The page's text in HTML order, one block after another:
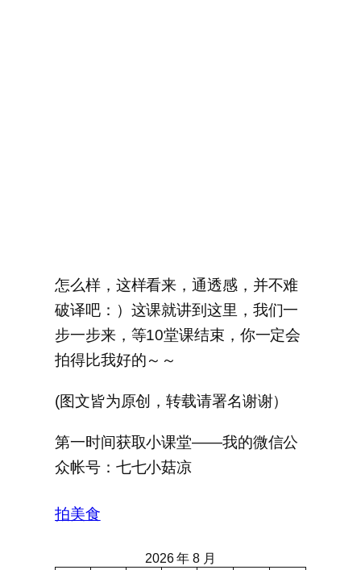
怎么样，这样看来，通透感，并不难
破译吧：）这课就讲到这里，我们一
步一步来，等10堂课结束，你一定会
拍得比我好的～～
(图文皆为原创，转载请署名谢谢）
第一时间获取小课堂——我的微信公
众帐号：七七小菇凉
拍美食
2026 年 8 月